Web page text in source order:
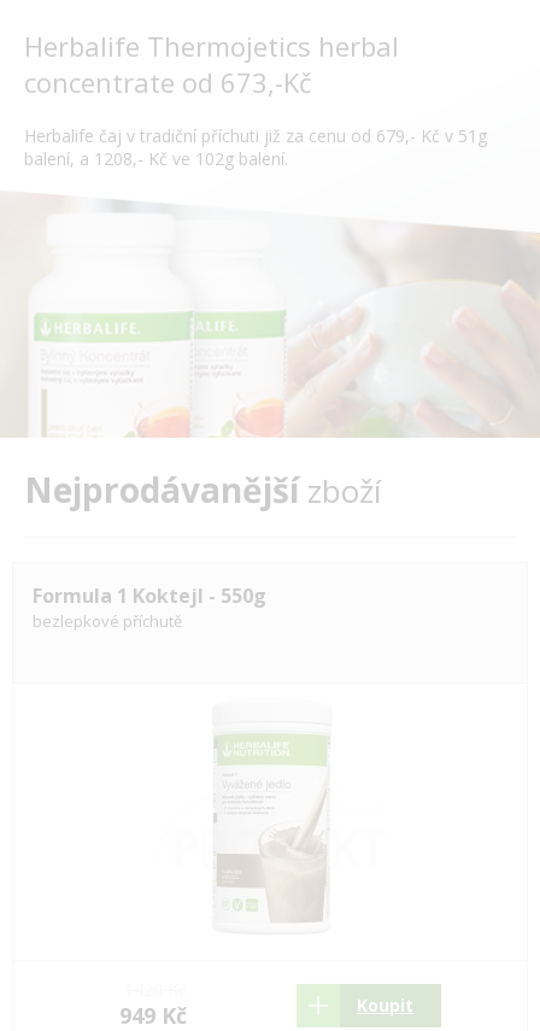
Herbalife Thermojetics herbal
concentrate od 673,-Kč
Herbalife čaj v tradiční příchuti již za cenu od 679,- Kč v 51g
balení, a 1208,- Kč ve 102g balení.
Nejprodávanějšízboží
Formula 1 Koktejl - 550g
bezlepkové příchutě
949 Kč Koupit